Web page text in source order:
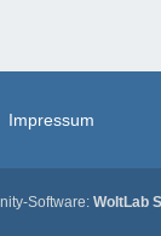
Impressum
Software: WoltLab